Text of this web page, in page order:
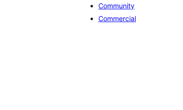
Community
Commercial